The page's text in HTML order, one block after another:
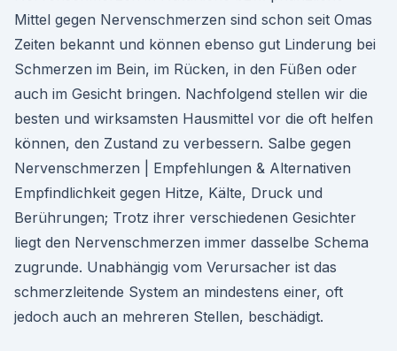
Mittel gegen Nervenschmerzen sind schon seit Omas
Zeiten bekannt und können ebenso gut Linderung bei
Schmerzen im Bein, im Rücken, in den Füßen oder
auch im Gesicht bringen. Nachfolgend stellen wir die
besten und wirksamsten Hausmittel vor die oft helfen
können, den Zustand zu verbessern. Salbe gegen
Nervenschmerzen | Empfehlungen & Alternativen
Empfindlichkeit gegen Hitze, Kälte, Druck und
Berührungen; Trotz ihrer verschiedenen Gesichter
liegt den Nervenschmerzen immer dasselbe Schema
zugrunde. Unabhängig vom Verursacher ist das
schmerzleitende System an mindestens einer, oft
jedoch auch an mehreren Stellen, beschädigt.